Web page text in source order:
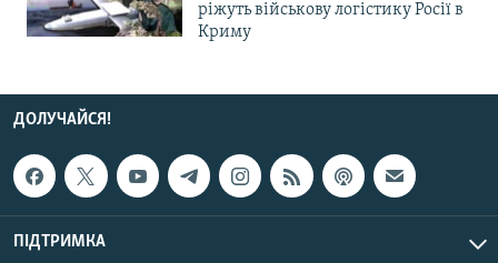
ріжуть військову логістику Росії в
Криму
ДОЛУЧАЙСЯ!
ПІДТРИМКА